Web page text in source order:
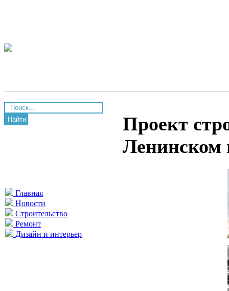
Найти
Главная
Новости
Строительство
Ремонт
Дизайн и интерьер
Проект
Ленинском